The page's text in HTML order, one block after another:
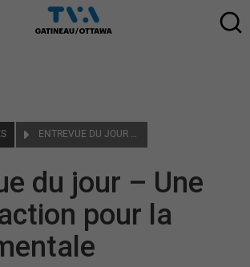
ENTREVUE DU JOUR – UNE BONNE ACTION POUR LA SANTÉ MENTALE
du jour – Une
pour la